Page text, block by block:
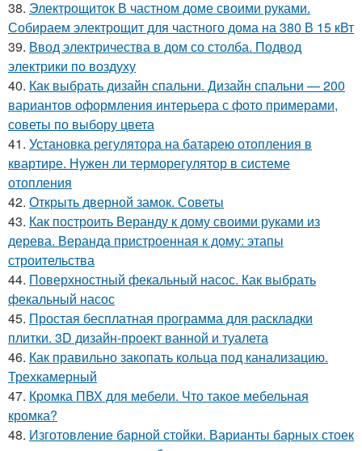
38. Электрощиток В частном доме своими руками.
Собираем электрощит для частного дома на 380 В 15 кВт
39. Ввод электричества в дом со столба. Подвод
электрики по воздуху
40. Как выбрать дизайн спальни. Дизайн спальни — 200
вариантов оформления интерьера с фото примерами,
советы по выбору цвета
41. Установка регулятора на батарею отопления в
квартире. Нужен ли терморегулятор в системе
отопления
42. Открыть дверной замок. Советы
43. Как построить Веранду к дому своими руками из
дерева. Веранда пристроенная к дому: этапы
строительства
44. Поверхностный фекальный насос. Как выбрать
фекальный насос
45. Простая бесплатная программа для раскладки
плитки. 3D дизайн-проект ванной и туалета
46. Как правильно закопать кольца под канализацию.
Трехкамерный
47. Кромка ПВХ для мебели. Что такое мебельная
кромка?
48. Изготовление барной стойки. Варианты барных стоек